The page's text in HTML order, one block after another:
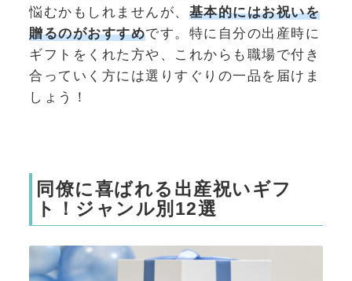
悩むかもしれませんが、 基本的にはお祝いを
贈るのがおすすめです。特に自分の出産時に
ギフトをくれた方や、これからも職場で付き
合っていく方には選りすぐりの一品を届けま
しょう！
同僚に喜ばれる出産祝いギフ
ト！ジャンル別12選